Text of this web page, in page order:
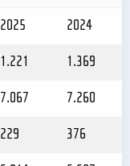
2025 2024
1.221 1.369
7.067 7.260
229 376